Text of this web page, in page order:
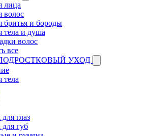
лица
волос
бритья и бороды
тела и душа
волос
все
УХОД
тела
глаз
губ